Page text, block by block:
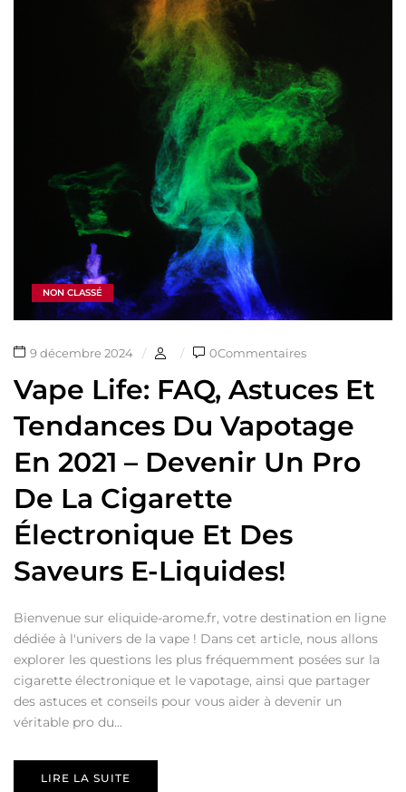
NON CLASSÉ
9 décembre 2024 0Commentaires
Vape Life: FAQ, Astuces Et
Tendances Du Vapotage
En 2021 – Devenir Un Pro
De La Cigarette
Électronique Et Des
Saveurs E-Liquides!
Bienvenue sur eliquide-arome.fr, votre destination en ligne
dédiée à l'univers de la vape ! Dans cet article, nous allons
explorer les questions les plus fréquemment posées sur la
cigarette électronique et le vapotage, ainsi que partager
des astuces et conseils pour vous aider à devenir un
véritable pro du...
LIRE LA SUITE